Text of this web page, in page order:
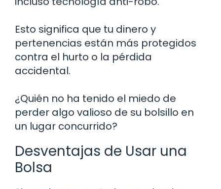
Esto significa que tu dinero y
pertenencias están más protegidos
contra el hurto o la pérdida
accidental.
¿Quién no ha tenido el miedo de
perder algo valioso de su bolsillo en
un lugar concurrido?
Desventajas de Usar una
Bolsa